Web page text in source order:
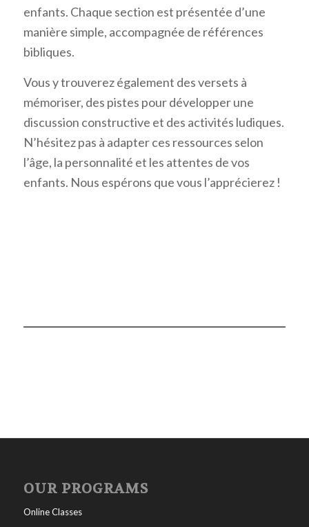
enfants. Chaque section est présentée d’une
manière simple, accompagnée de références
bibliques.
Vous y trouverez également des versets à
mémoriser, des pistes pour développer une
discussion constructive et des activités ludiques.
N’hésitez pas à adapter ces ressources selon
l’âge, la personnalité et les attentes de vos
enfants. Nous espérons que vous l’apprécierez !
OUR PROGRAMS
Online Classes